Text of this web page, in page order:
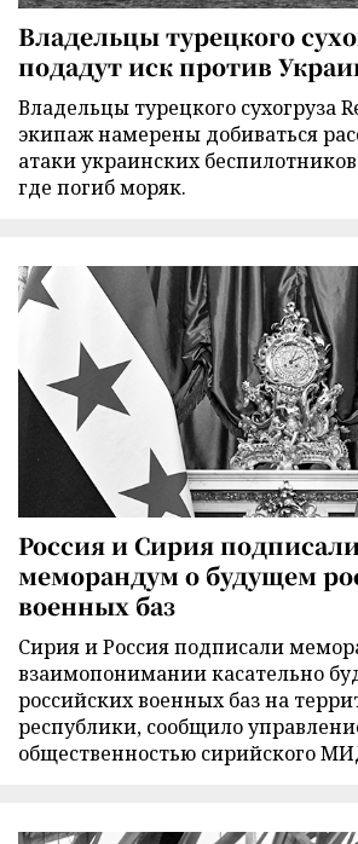
Владельцы турецкого
подадут иск против
Владельцы турецкого сухогруза
экипаж намерены добиваться
атаки украинских
где погиб моряк.
Россия и Сирия
меморандум о будущем
военных баз
Сирия и Россия подписали
взаимопонимании касательно
российских военных баз на
республики, сообщило
общественностью сирийского